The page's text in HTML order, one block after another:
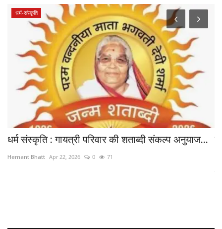
धर्म-संस्कृति
धर्म संस्कृति : गायत्री परिवार की शताब्दी संकल्प अनुयाज...
Hemant Bhatt Apr 22, 2026 0 71